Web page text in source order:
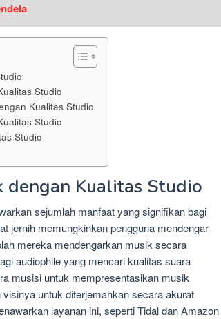
Studio
Kualitas Studio
Studio
Studio
dengan Kualitas Studio
sejumlah manfaat yang signifikan bagi
jernih memungkinkan pengguna mendengar
mereka mendengarkan musik secara
audiophile yang mencari kualitas suara
musisi untuk mempresentasikan musik
untuk diterjemahkan secara akurat
layanan ini, seperti Tidal dan Amazon